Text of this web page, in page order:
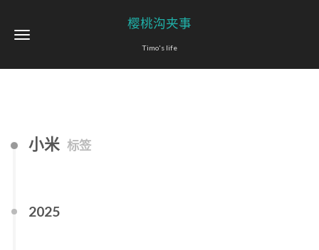
樱桃沟夹事
Timo's life
小米 标签
2025